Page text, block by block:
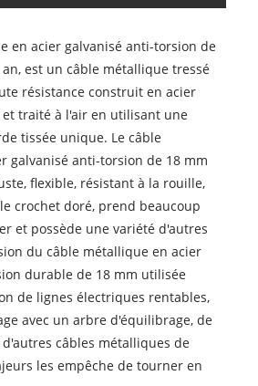
en acier galvanisé anti-torsion de
est un câble métallique tressé
résistance construit en acier
et traité à l'air en utilisant une
tissée unique. Le câble
galvanisé anti-torsion de 18 mm
flexible, résistant à la rouille,
crochet doré, prend beaucoup
et possède une variété d'autres
du câble métallique en acier
durable de 18 mm utilisée
de lignes électriques rentables,
avec un arbre d'équilibrage, de
câbles métalliques de
les empêche de tourner en